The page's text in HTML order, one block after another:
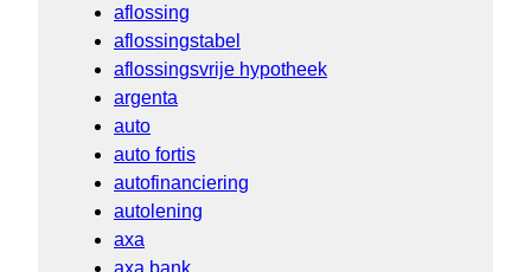
aflossing
aflossingstabel
aflossingsvrije hypotheek
argenta
auto
auto fortis
autofinanciering
autolening
axa
axa bank